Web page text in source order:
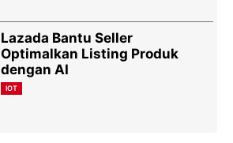
Lazada Bantu Seller
Optimalkan Listing Produk
dengan AI
IOT